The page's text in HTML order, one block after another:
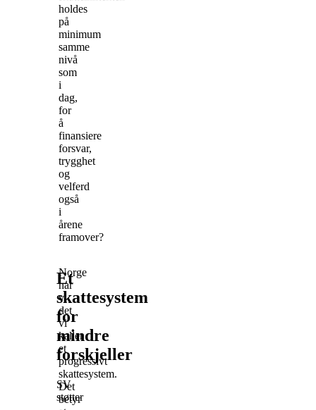
holdes
på
minimum
samme
nivå
som
i
dag,
for
å
finansiere
forsvar,
trygghet
og
velferd
også
i
årene
framover?
Et
skattesystem
for
mindre
forskjeller
SV
støtter
Norge
har
vi
det
vi
kaller
et
progressivt
skattesystem.
Det
betyr